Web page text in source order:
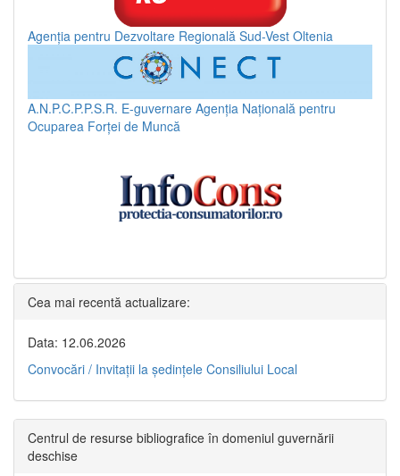
Agenția pentru Dezvoltare Regională Sud-Vest Oltenia
A.N.P.C.P.P.S.R. E-guvernare Agenția Națională pentru
Ocuparea Forței de Muncă
Cea mai recentă actualizare:
Data: 12.06.2026
Convocări / Invitaţii la şedinţele Consiliului Local
Centrul de resurse bibliografice în domeniul guvernării
deschise